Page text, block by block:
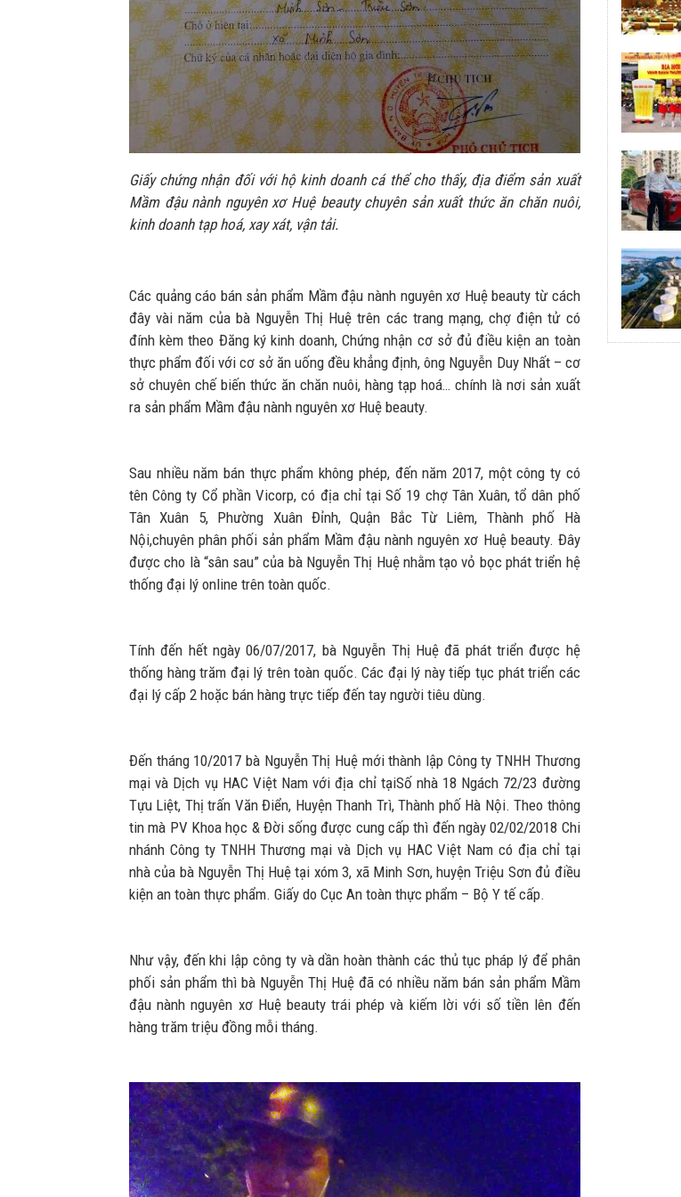
Giấy chứng nhận đối với hộ kinh doanh cá thể cho thấy, địa điểm sản xuất
Mầm đậu nành nguyên xơ Huệ beauty chuyên sản xuất thức ăn chăn nuôi,
kinh doanh tạp hoá, xay xát, vận tải.
Các quảng cáo bán sản phẩm Mầm đậu nành nguyên xơ Huệ beauty từ cách
đây vài năm của bà Nguyễn Thị Huệ trên các trang mạng, chợ điện tử có
đính kèm theo Đăng ký kinh doanh, Chứng nhận cơ sở đủ điều kiện an toàn
thực phẩm đối với cơ sở ăn uống đều khẳng định, ông Nguyễn Duy Nhất – cơ
sở chuyên chế biến thức ăn chăn nuôi, hàng tạp hoá… chính là nơi sản xuất
ra sản phẩm Mầm đậu nành nguyên xơ Huệ beauty.
Sau nhiều năm bán thực phẩm không phép, đến năm 2017, một công ty có
tên Công ty Cổ phần Vicorp, có địa chỉ tại Số 19 chợ Tân Xuân, tổ dân phố
Tân Xuân 5, Phường Xuân Đỉnh, Quận Bắc Từ Liêm, Thành phố Hà
Nội,chuyên phân phối sản phẩm Mầm đậu nành nguyên xơ Huệ beauty. Đây
được cho là “sân sau” của bà Nguyễn Thị Huệ nhằm tạo vỏ bọc phát triển hệ
thống đại lý online trên toàn quốc.
Tính đến hết ngày 06/07/2017, bà Nguyễn Thị Huệ đã phát triển được hệ
thống hàng trăm đại lý trên toàn quốc. Các đại lý này tiếp tục phát triển các
đại lý cấp 2 hoặc bán hàng trực tiếp đến tay người tiêu dùng.
Đến tháng 10/2017 bà Nguyễn Thị Huệ mới thành lập Công ty TNHH Thương
mại và Dịch vụ HAC Việt Nam với địa chỉ tạiSố nhà 18 Ngách 72/23 đường
Tựu Liệt, Thị trấn Văn Điển, Huyện Thanh Trì, Thành phố Hà Nội. Theo thông
tin mà PV Khoa học & Đời sống được cung cấp thì đến ngày 02/02/2018 Chi
nhánh Công ty TNHH Thương mại và Dịch vụ HAC Việt Nam có địa chỉ tại
nhà của bà Nguyễn Thị Huệ tại xóm 3, xã Minh Sơn, huyện Triệu Sơn đủ điều
kiện an toàn thực phẩm. Giấy do Cục An toàn thực phẩm – Bộ Y tế cấp.
Như vậy, đến khi lập công ty và dần hoàn thành các thủ tục pháp lý để phân
phối sản phẩm thì bà Nguyễn Thị Huệ đã có nhiều năm bán sản phẩm Mầm
đậu nành nguyên xơ Huệ beauty trái phép và kiếm lời với số tiền lên đến
hàng trăm triệu đồng mỗi tháng.